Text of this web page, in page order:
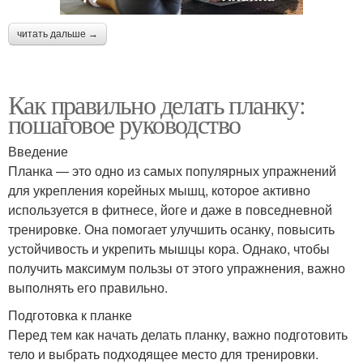
читать дальше →
Как правильно делать планку:
пошаговое руководство
Введение
Планка — это одно из самых популярных упражнений
для укрепления корейных мышц, которое активно
используется в фитнесе, йоге и даже в повседневной
тренировке. Она помогает улучшить осанку, повысить
устойчивость и укрепить мышцы кора. Однако, чтобы
получить максимум пользы от этого упражнения, важно
выполнять его правильно.
Подготовка к планке
Перед тем как начать делать планку, важно подготовить
тело и выбрать подходящее место для тренировки.